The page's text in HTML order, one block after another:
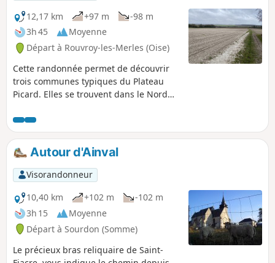
12,17 km
+97 m
-98 m
3h 45
Moyenne
Départ à Rouvroy-les-Merles (Oise)
Cette randonnée permet de découvrir
trois communes typiques du Plateau
Picard. Elles se trouvent dans le Nord
découvre les bosquets et l’openfield
argilocalcaire. Un petit détour permet
de passer à côté du château de Tartigny.
Ces territoires agricoles sont très
paisibles. Il y a très peu de circulation
automobile. Une partie du parcours
emprunte le GR®124.
Autour d'Ainval
Visorandonneur
10,40 km
+102 m
-102 m
3h 15
Moyenne
Départ à Sourdon (Somme)
Le précieux bras reliquaire de Saint-